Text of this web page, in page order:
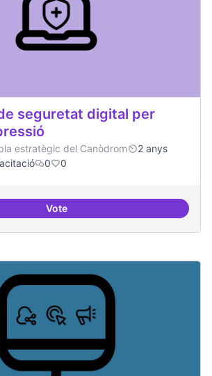
seguretat digital per
estratègic del Canòdrom
2 anys
0 0
VoteTècniques de seguretat digital